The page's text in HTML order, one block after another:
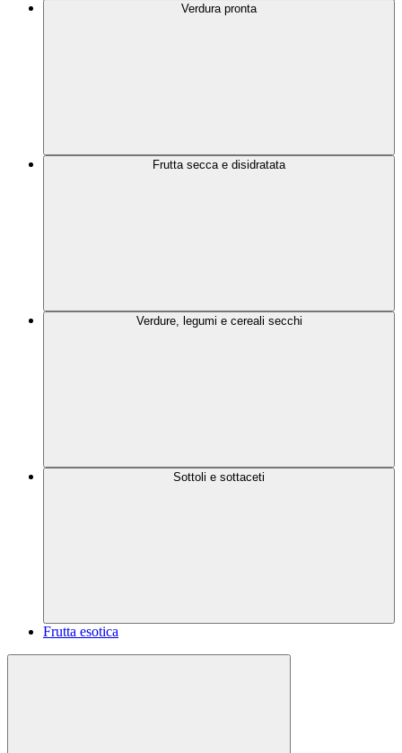
Verdura pronta
Frutta secca e disidratata
Verdure, legumi e cereali secchi
Sottoli e sottaceti
Frutta esotica